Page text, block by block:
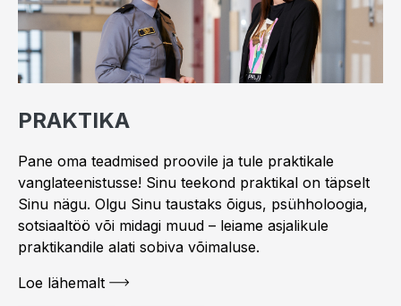
PRAKTIKA
Pane oma teadmised proovile ja tule praktikale
vanglateenistusse! Sinu teekond praktikal on täpselt
Sinu nägu. Olgu Sinu taustaks õigus, psühholoogia,
sotsiaaltöö või midagi muud – leiame asjalikule
praktikandile alati sobiva võimaluse.
Loe lähemalt